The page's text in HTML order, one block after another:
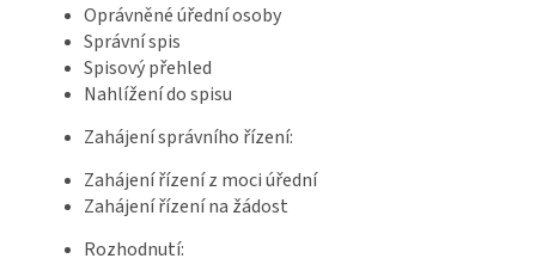
Oprávněné úřední osoby
Správní spis
Spisový přehled
Nahlížení do spisu
Zahájení správního řízení:
Zahájení řízení z moci úřední
Zahájení řízení na žádost
Rozhodnutí: